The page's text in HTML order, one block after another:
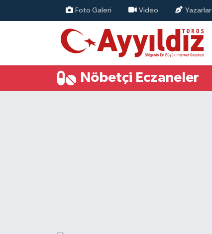
Foto Galeri Video Yazarlar
Nöbetçi Eczaneler